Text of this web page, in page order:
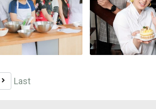
Last